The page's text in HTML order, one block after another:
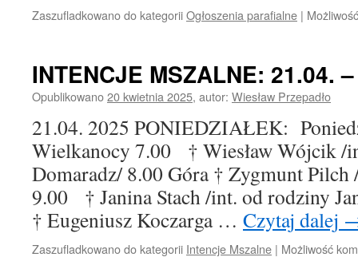
Zaszufladkowano do kategoriiOgłoszenia parafialne |
INTENCJE MSZALNE: 21.04.
Opublikowano20 kwietnia 2025, autor: Wiesław Przepadło
21.04. 2025 PONIEDZIAŁEK:
Wielkanocy 7.00 † Wiesław Wójcik /
Domaradz/ 8.00 Góra † Zygmunt
9.00 † Janina Stach /int. od rodziny
† Eugeniusz Koczarga … Czytaj dalej
Zaszufladkowano do kategorii Intencje Mszalne | Możliwość